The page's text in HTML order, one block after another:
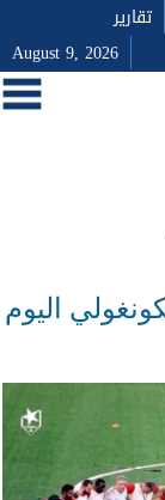
تقارير
August 9, 2026
اليوم